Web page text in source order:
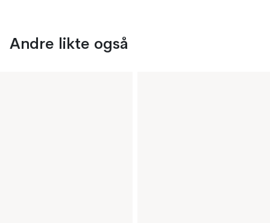
Andre likte også